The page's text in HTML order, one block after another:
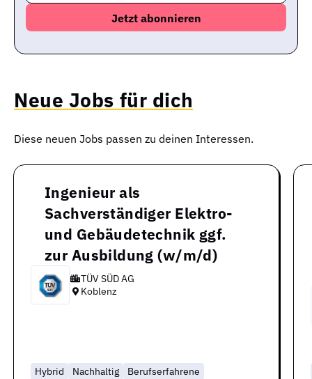
Neue Jobs für dich
Diese neuen Jobs passen zu deinen Interessen.
Ingenieur als
Sachverständiger Elektro-
und Gebäudetechnik ggf.
zur Ausbildung (w/m/d)
TÜV SÜD AG
Koblenz
Hybrid Nachhaltig
Berufserfahrene